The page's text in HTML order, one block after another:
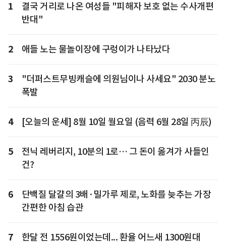
1
결국 거리로 나온 여성들 "피해자 보호 없는 수사개편
반대"
2 애들 노는 물놀이장에 구렁이가 나타났다
3
"더퍼스트무빙캐슬에 의원님이나 사세요" 2030 분노
폭발
4 [오늘의 운세] 8월 10일 월요일 (음력 6월 28일 丙辰)
5
전닉 레버리지, 10분의 1로… 그 돈이 옮겨가 사들인
건?
6
단백질 달걀의 3배·밀가루 제로, 노화를 늦추는 가장
간편한 아침 습관
7
한달 전 1556원이었는데... 환율 어느새 1300원대